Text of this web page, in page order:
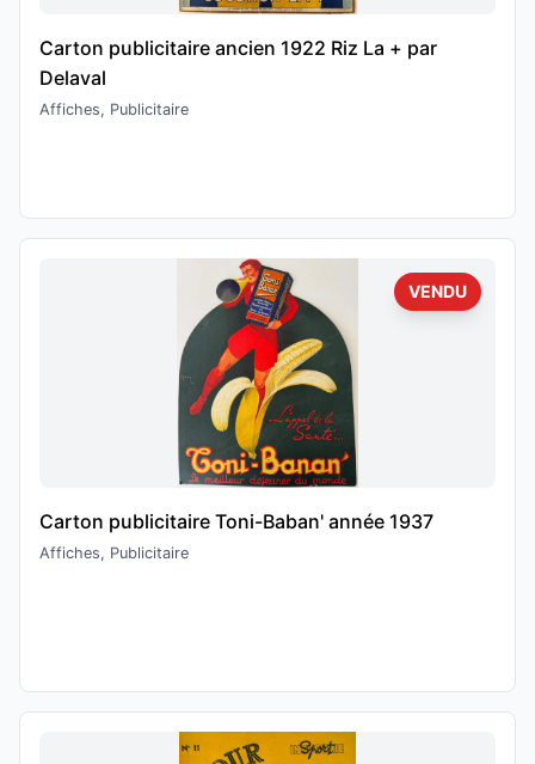
Carton publicitaire ancien 1922 Riz La + par
Delaval
Affiches, Publicitaire
VENDU
Carton publicitaire Toni-Baban' année 1937
Affiches, Publicitaire